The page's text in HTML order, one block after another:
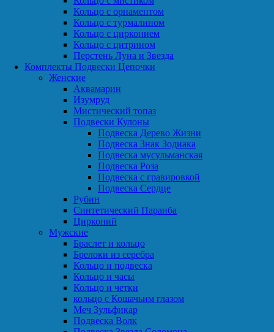
Кольцо с орнаментом
Кольцо с турмалином
Кольцо с цирконием
Кольцо с цитрином
Перстень Луна и Звезда
Комплекты Подвески Цепочки
Женские
Аквамарин
Изумруд
Мистический топаз
Подвески Кулоны
Подвеска Дерево Жизни
Подвеска Знак Зодиака
Подвеска мусульманская
Подвеска Роза
Подвеска с гравировкой
Подвеска Сердце
Рубин
Синтетический Параиба
Цирконий
Мужские
Браслет и кольцо
Брелоки из серебра
Кольцо и подвеска
Кольцо и часы
Кольцо и четки
кольцо с Кошачьим глазом
Меч Зульфикар
Подвеска Волк